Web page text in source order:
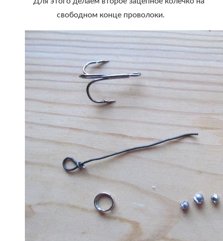
свободном конце проволоки.